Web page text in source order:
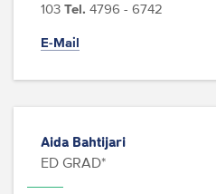
103 Tel. 4796 - 6742
E-Mail
Aida Bahtijari
ED GRAD*